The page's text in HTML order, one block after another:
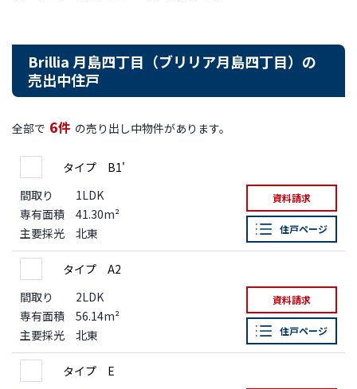
Brillia 月島四丁目（ブリリア月島四丁目）の
売出中住戸
全部で 6件 の売り出し中物件があります。
タイプ B1'
間取り
1LDK
専有面積
41.30m²
主要採光
北東
資料請求
住戸ページ
タイプ A2
間取り
2LDK
専有面積
56.14m²
主要採光
北東
資料請求
住戸ページ
タイプ E